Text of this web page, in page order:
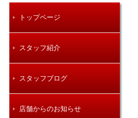
トップページ
スタッフ紹介
スタッフブログ
店舗からのお知らせ